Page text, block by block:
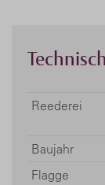
Reederei
Baujahr
Flagge